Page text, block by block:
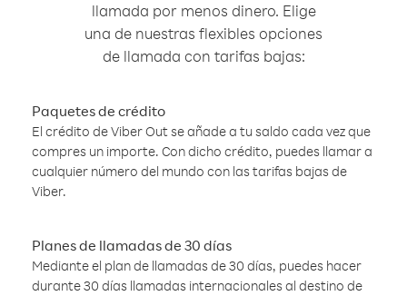
llamada por menos dinero. Elige
una de nuestras flexibles opciones
de llamada con tarifas bajas:
Paquetes de crédito
El crédito de Viber Out se añade a tu saldo cada vez que
compres un importe. Con dicho crédito, puedes llamar a
cualquier número del mundo con las tarifas bajas de
Viber.
Planes de llamadas de 30 días
Mediante el plan de llamadas de 30 días, puedes hacer
durante 30 días llamadas internacionales al destino de